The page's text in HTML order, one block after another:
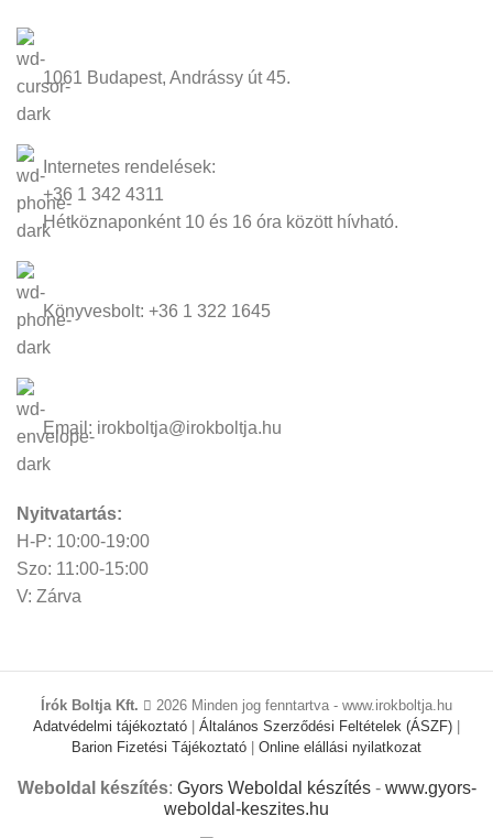
1061 Budapest, Andrássy út 45.
Internetes rendelések:
+36 1 342 4311
Hétköznaponként 10 és 16 óra között hívható.
Könyvesbolt: +36 1 322 1645
Email: irokboltja@irokboltja.hu
Nyitvatartás:
H-P: 10:00-19:00
Szo: 11:00-15:00
V: Zárva
Írók Boltja Kft.
2026 Minden jog fenntartva - www.irokboltja.hu
Adatvédelmi tájékoztató
Általános Szerződési Feltételek (ÁSZF)
Barion Fizetési Tájékoztató
Online elállási nyilatkozat
Weboldal készítés: Gyors Weboldal készítés- www.gyors-
weboldal-keszites.hu